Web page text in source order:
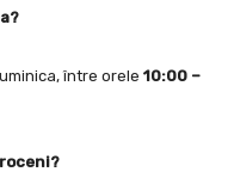
între orele 10:00 –